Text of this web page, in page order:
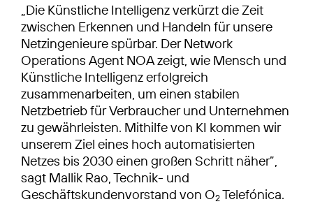
„Die Künstliche Intelligenz verkürzt die Zeit
zwischen Erkennen und Handeln für unsere
Netzingenieure spürbar. Der Network
Operations Agent NOA zeigt, wie Mensch und
Künstliche Intelligenz erfolgreich
zusammenarbeiten, um einen stabilen
Netzbetrieb für Verbraucher und Unternehmen
zu gewährleisten. Mithilfe von KI kommen wir
unserem Ziel eines hoch automatisierten
Netzes bis 2030 einen großen Schritt näher”,
sagt Mallik Rao, Technik- und
Geschäftskundenvorstand von O2Telefónica.